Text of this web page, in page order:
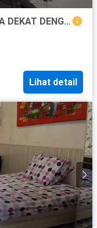
APARTEMEN DISEWAKAN DI JOGJA DEKAT DENGAN KAMPUS STIE YKPN DAN UNIVERSITAS ATMAJAYA YOGYAKARTA
Lihat detail